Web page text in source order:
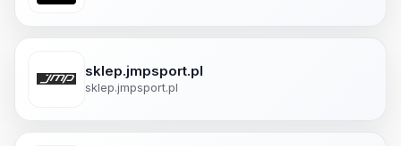
sklep.jmpsport.pl
sklep.jmpsport.pl